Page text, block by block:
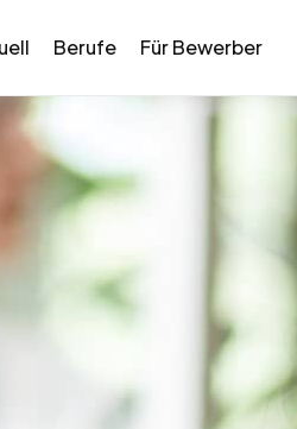
Berufe Für Bewerber